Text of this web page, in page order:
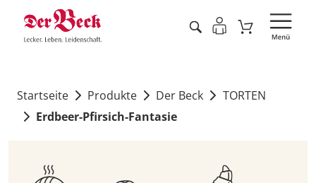
Startseite Produkte Der Beck
TORTEN
Erdbeer-Pfirsich-Fantasie